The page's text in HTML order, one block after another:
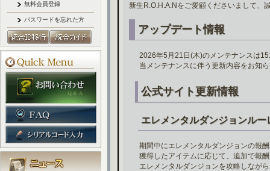
無料会員登録
パスワードを忘れた方
新生R.O.H.A.Nをご愛顧くださいまして、
アップデート情報
2026年5月21日(木)のメンテナンスは
当メンテナンスに伴う更新内容をお知
公式サイト更新情報
エレメンタルダンジョンルー
期間中にエレメンタルダンジョンの報
獲得したアイテムに応じて、追加で報
エレメンタルダンジョンを攻略しなが